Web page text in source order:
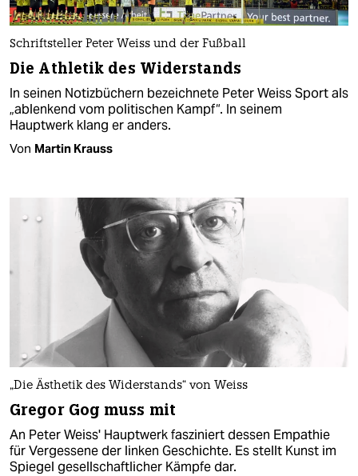
Schriftsteller Peter Weiss und der Fußball
Die Athletik des Widerstands
In seinen Notizbüchern bezeichnete Peter Weiss Sport als
„ablenkend vom politischen Kampf“. In seinem
Hauptwerk klang er anders.
Von Martin Krauss
„Die Ästhetik des Widerstands“ von Weiss
Gregor Gog muss mit
An Peter Weiss' Hauptwerk fasziniert dessen Empathie
für Vergessene der linken Geschichte. Es stellt Kunst im
Spiegel gesellschaftlicher Kämpfe dar.